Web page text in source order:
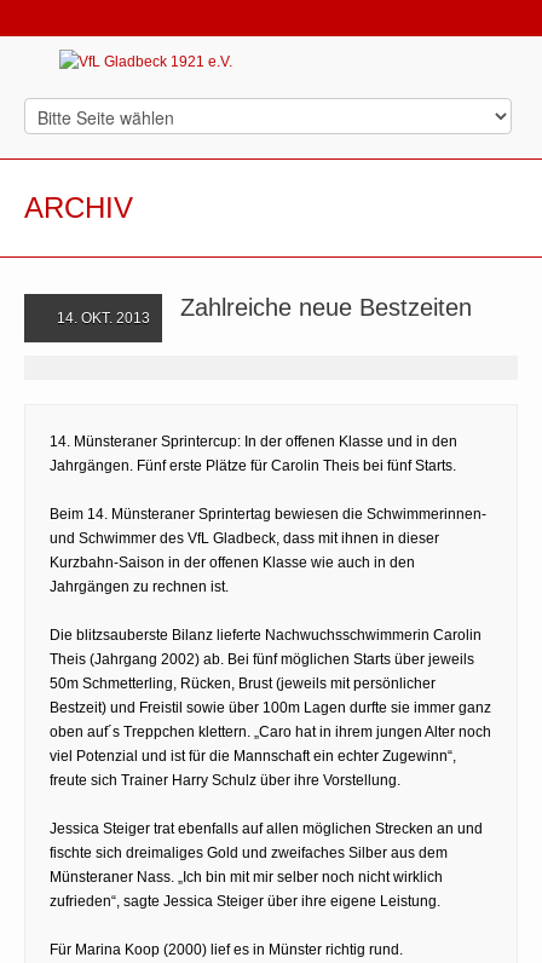
ARCHIV
14. OKT. 2013 Zahlreiche neue Bestzeiten
14. Münsteraner Sprintercup: In der offenen Klasse und in den
Jahrgängen. Fünf erste Plätze für Carolin Theis bei fünf Starts.
Beim 14. Münsteraner Sprintertag bewiesen die Schwimmerinnen-
und Schwimmer des VfL Gladbeck, dass mit ihnen in dieser
Kurzbahn-Saison in der offenen Klasse wie auch in den
Jahrgängen zu rechnen ist.
Die blitzsauberste Bilanz lieferte Nachwuchsschwimmerin Carolin
Theis (Jahrgang 2002) ab. Bei fünf möglichen Starts über jeweils
50m Schmetterling, Rücken, Brust (jeweils mit persönlicher
Bestzeit) und Freistil sowie über 100m Lagen durfte sie immer ganz
oben auf´s Treppchen klettern. „Caro hat in ihrem jungen Alter noch
viel Potenzial und ist für die Mannschaft ein echter Zugewinn“,
freute sich Trainer Harry Schulz über ihre Vorstellung.
Jessica Steiger trat ebenfalls auf allen möglichen Strecken an und
fischte sich dreimaliges Gold und zweifaches Silber aus dem
Münsteraner Nass. „Ich bin mit mir selber noch nicht wirklich
zufrieden“, sagte Jessica Steiger über ihre eigene Leistung.
Für Marina Koop (2000) lief es in Münster richtig rund.